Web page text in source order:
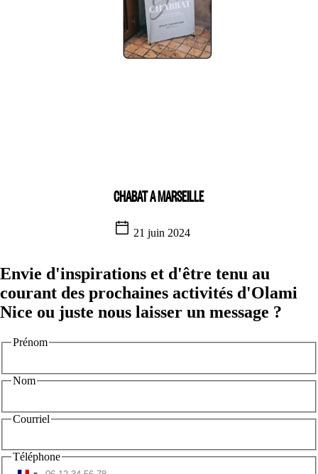
CHABAT A MARSEILLE
21 juin 2024
Envie d'inspirations et d'être tenu au
courant des prochaines activités d'Olami
Nice ou juste nous laisser un message ?
Prénom
Nom
Courriel
Téléphone